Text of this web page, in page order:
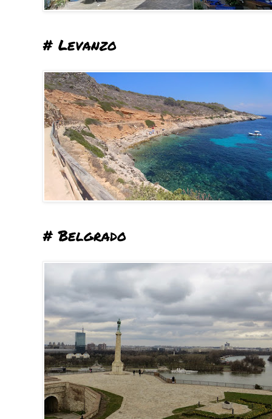
# Levanzo
# Belgrado